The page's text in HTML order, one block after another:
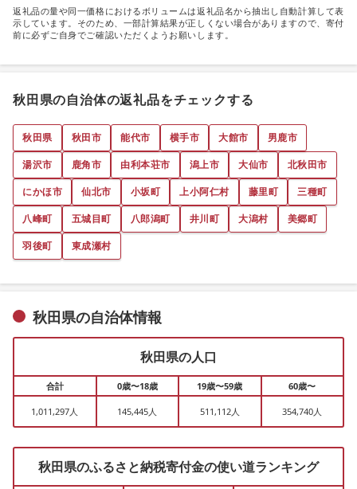
返礼品の量や同一価格におけるボリュームは返礼品名から抽出し自動計算して表
示しています。そのため、一部計算結果が正しくない場合がありますので、寄付
前に必ずご自身でご確認いただくようお願いします。
秋田県の自治体の返礼品をチェックする
秋田県 秋田市 能代市 横手市 大館市
男鹿市
湯沢市
鹿角市 由利本荘市 潟上市 大仙市
北秋田市
にかほ市
仙北市 小坂町 上小阿仁村 藤里町
三種町
八峰町
五城目町 八郎潟町 井川町 大潟村
美郷町
羽後町
東成瀬村
秋田県の自治体情報
秋田県の人口
合計
1,011,297人
0歳〜18歳
145,445人
19歳〜59歳
511,112人
60歳〜
354,740人
秋田県のふるさと納税寄付金の使い道ランキング